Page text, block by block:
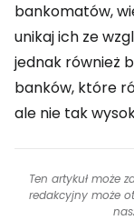
bankomatów,
unikaj ich ze
jednak również
banków, które
ale nie tak
Ten artykuł może
redakcyjny może